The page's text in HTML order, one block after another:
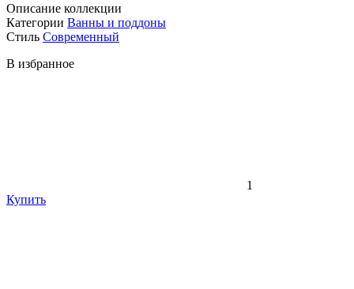
Описание коллекции
Категории Ванны и поддоны
Стиль Современный
В избранное
1
Купить